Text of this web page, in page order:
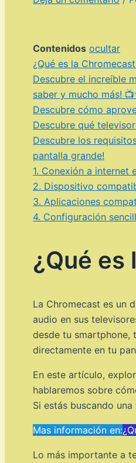
Contenidos ocultar
¿Qué es la
Descubre el increíble
saber y mucho más!
Descubre cómo
Descubre qué
Descubre los
pantalla grande!
1. Conexión a internet
2. Dispositivo
3. Aplicaciones
4. Configuración
¿Qué es
La Chromecast es un
audio en sus
desde tu smartphone,
directamente en tu
En este artículo,
hablaremos sobre
Si estás buscando
Mas información en:
Lo más importante a